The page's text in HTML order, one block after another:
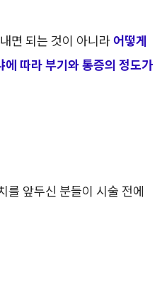
면 되는 것이 아니라어떻게
따라 부기와 통증의 정도가
를 앞두신 분들이 시술 전에